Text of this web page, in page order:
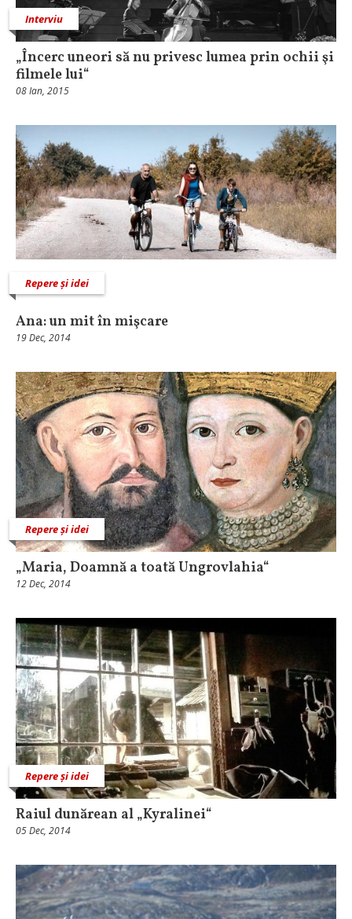
Interviu
„Încerc uneori să nu privesc lumea prin ochii şi
filmele lui“
08 Ian, 2015
Repere și idei
Ana: un mit în mişcare
19 Dec, 2014
Repere și idei
„Maria, Doamnă a toată Ungrovlahia“
12 Dec, 2014
Repere și idei
Raiul dunărean al „Kyralinei“
05 Dec, 2014